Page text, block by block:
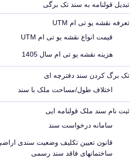
تبدیل قولنامه به سند تک برگی
تعرفه نقشه یو تی ام UTM
قیمت انواع نقشه یو تی ام UTM
هزینه نقشه یو تی ام سال 1405
تک برگ کردن سند دفترچه ای
اختلاف طول/مساحت ملک با سند
ثبت نام سند ملک قولنامه ایی
سامانه درخواست سند
قانون تعیین تکلیف وضعیت سندی
ساختمانهای فاقد سند رسمی